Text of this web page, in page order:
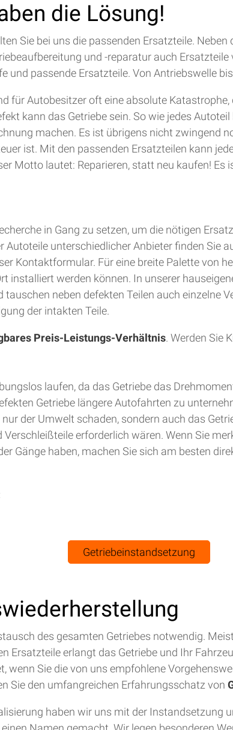
die Lösung!
Sie bei uns die passenden Ersatzteile.
und -reparatur auch Ersatzteile
und passende Ersatzteile. Von Antriebswelle
für Autobesitzer oft eine absolute
kann das Getriebe sein. So wie jedes
machen. Es ist übrigens nicht zwingend
ist. Mit den passenden Ersatzteilen kann
Motto lautet: Reparieren, statt neu kaufen! Es
in Gang zu setzen, um die nötigen
Autoteile unterschiedlicher Anbieter finden Sie
Kontaktformular. Für eine breite Palette von
installiert werden können. In unserer
neben defekten Teilen auch einzelne
der intakten Teile.
Preis-Leistungs-Verhältnis. Werden Sie
laufen, da das Getriebe das
Getriebe längere Autofahrten zu
der Umwelt schaden, sondern auch das
erforderlich wären. Wenn Sie
Gänge haben, machen Sie sich am besten
Getriebeinstandsetzung
des gesamten Getriebes notwendig.
Ersatzteile erlangt das Getriebe und Ihr
wenn Sie die von uns empfohlene
Sie den umfangreichen Erfahrungsschatz von
haben wir uns mit der Instandsetzung